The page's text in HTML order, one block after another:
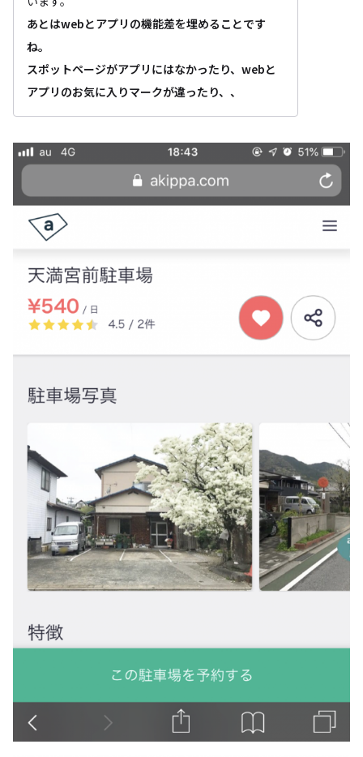
あとはwebとアプリの機能差を埋めることです
ね。
スポットページがアプリにはなかったり、webと
アプリのお気に入りマークが違ったり、、